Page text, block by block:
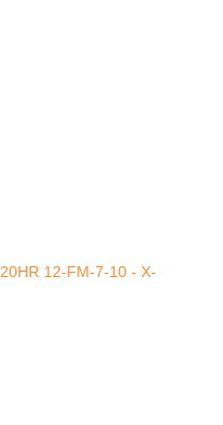
12-FM-7-10 - X-